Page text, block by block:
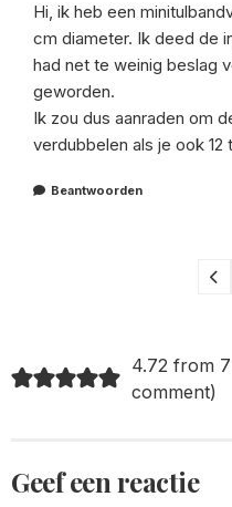
Hi, ik heb een
cm diameter. Ik deed de
had net te weinig beslag
geworden.
Ik zou dus aanraden om
verdubbelen als je ook 12
Beantwoorden
4.72 from
comment)
Geef een reactie